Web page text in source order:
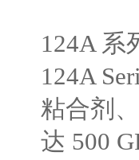
124A
124A
粘合剂
达 500